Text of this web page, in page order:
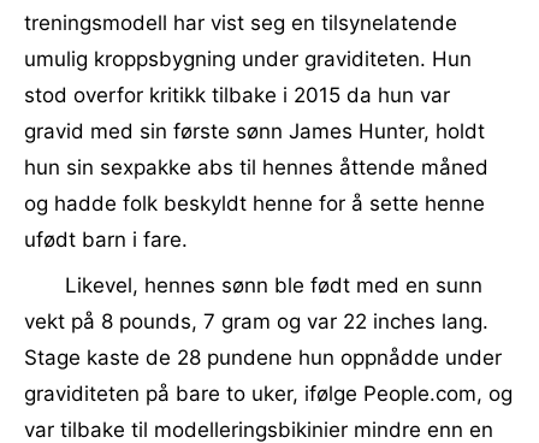
treningsmodell har vist seg en tilsynelatende
umulig kroppsbygning under graviditeten. Hun
stod overfor kritikk tilbake i 2015 da hun var
gravid med sin første sønn James Hunter, holdt
hun sin sexpakke abs til hennes åttende måned
og hadde folk beskyldt henne for å sette henne
ufødt barn i fare.
Likevel, hennes sønn ble født med en sunn
vekt på 8 pounds, 7 gram og var 22 inches lang.
Stage kaste de 28 pundene hun oppnådde under
graviditeten på bare to uker, ifølge People.com, og
var tilbake til modelleringsbikinier mindre enn en